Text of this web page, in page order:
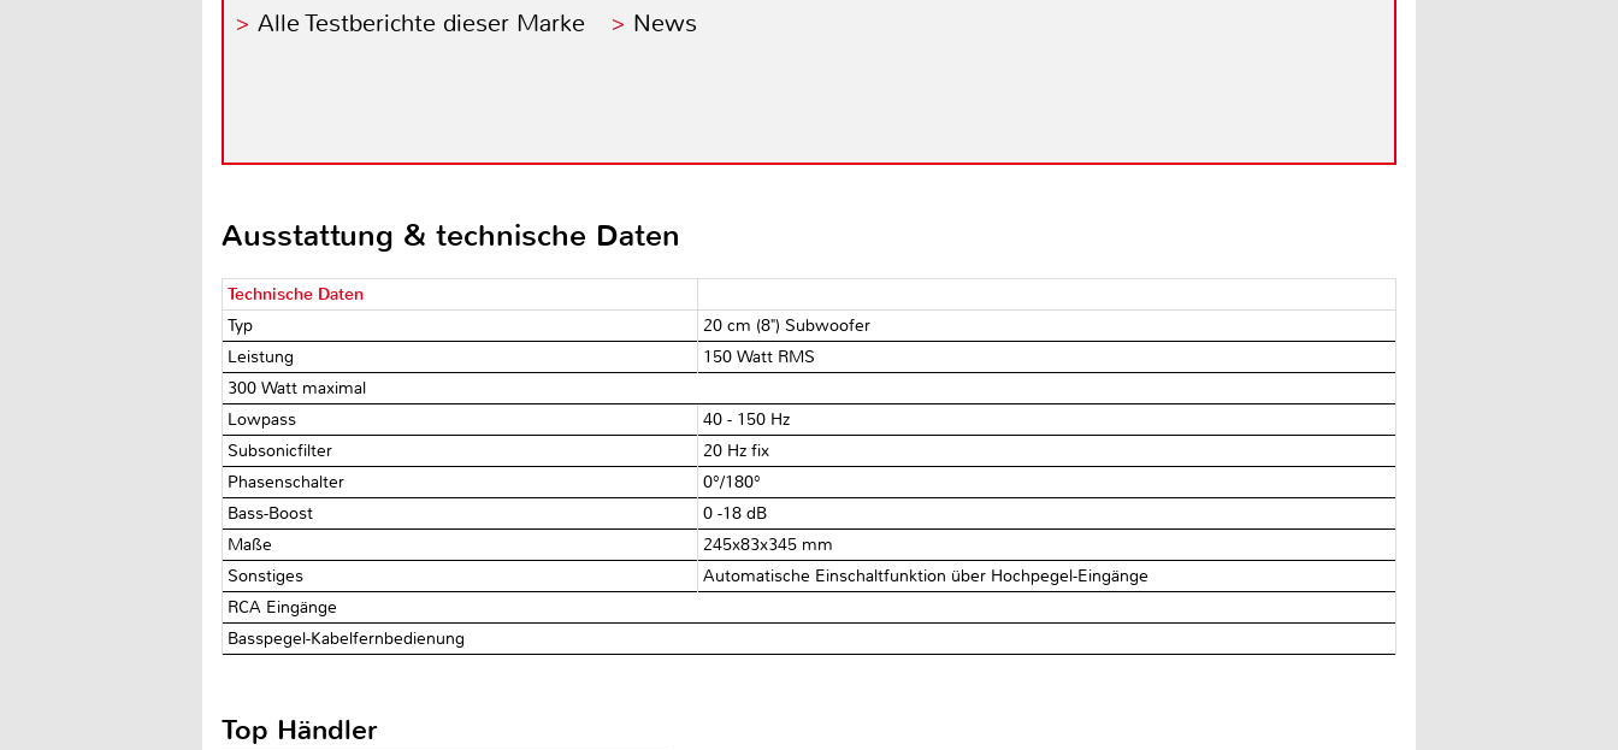
Alle Testberichte dieser Marke News
Ausstattung & technische Daten
Technische Daten
Typ
20 cm (8") Subwoofer
Leistung
150 Watt RMS
300 Watt maximal
Lowpass
40 - 150 Hz
Subsonicfilter
20 Hz fix
Phasenschalter
0°/180°
Bass-Boost
0 -18 dB
Maße
245x83x345 mm
Sonstiges
Automatische Einschaltfunktion über Hochpegel-Eingänge
RCA Eingänge
Basspegel-Kabelfernbedienung
Top Händler